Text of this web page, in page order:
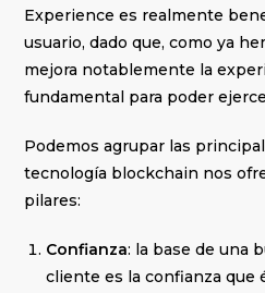
Experience es realmente
usuario, dado que, como ya
mejora notablemente la
fundamental para poder
Podemos agrupar las
tecnología blockchain nos
pilares:
Confianza: la base de una
cliente es la confianza que